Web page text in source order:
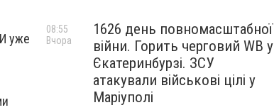
уже
1626 день повномасштабної
війни. Горить черговий WB у
Єкатеринбурзі. ЗСУ
атакували військові цілі у
Маріуполі
08:55
Вчора